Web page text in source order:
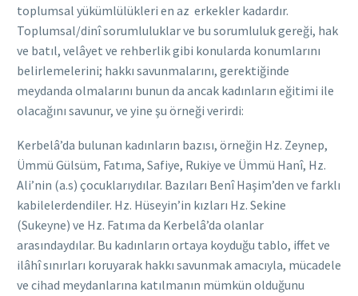
toplumsal yükümlülükleri en az erkekler kadardır.
Toplumsal/dinî sorumluluklar ve bu sorumluluk gereği, hak
ve batıl, velâyet ve rehberlik gibi konularda konumlarını
belirlemelerini; hakkı savunmalarını, gerektiğinde
meydanda olmalarını bunun da ancak kadınların eğitimi ile
olacağını savunur, ve yine şu örneği verirdi:
Kerbelâ’da bulunan kadınların bazısı, örneğin Hz. Zeynep,
Ümmü Gülsüm, Fatıma, Safiye, Rukiye ve Ümmü Hanî, Hz.
Ali’nin (a.s) çocuklarıydılar. Bazıları Benî Haşim’den ve farklı
kabilelerdendiler. Hz. Hüseyin’in kızları Hz. Sekine
(Sukeyne) ve Hz. Fatıma da Kerbelâ’da olanlar
arasındaydılar. Bu kadınların ortaya koyduğu tablo, iffet ve
ilâhî sınırları koruyarak hakkı savunmak amacıyla, mücadele
ve cihad meydanlarına katılmanın mümkün olduğunu